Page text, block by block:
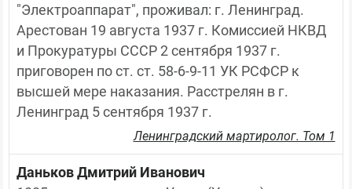
"Электроаппарат", проживал: г. Ленинград.
Арестован 19 августа 1937 г. Комиссией НКВД
и Прокуратуры СССР 2 сентября 1937 г.
приговорен по ст. ст. 58-6-9-11 УК РСФСР к
высшей мере наказания. Расстрелян в г.
Ленинград 5 сентября 1937 г.
Ленинградский мартиролог. Том 1
Даньков Дмитрий Иванович